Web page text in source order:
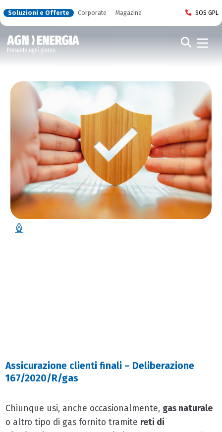
Soluzioni e Offerte Corporate Magazine SOS GPL
Assicurazione clienti finali – Deliberazione
167/2020/R/gas
Chiunque usi, anche occasionalmente, gas naturale
o altro tipo di gas fornito tramite reti di